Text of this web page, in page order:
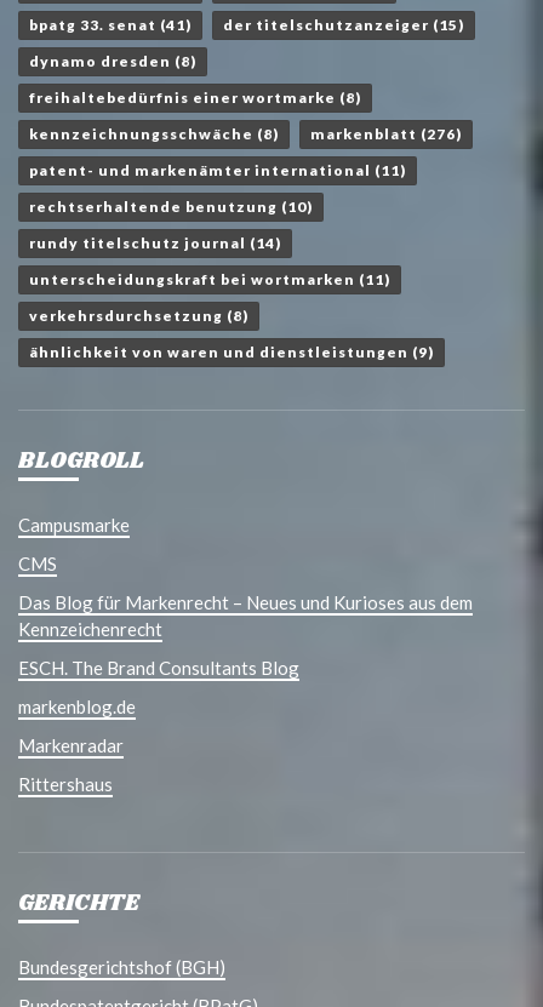
bpatg 33. senat (41) der titelschutzanzeiger (15)
dynamo dresden (8)
freihaltebedürfnis einer wortmarke (8)
kennzeichnungsschwäche (8) markenblatt (276)
patent- und markenämter international (11)
rechtserhaltende benutzung (10)
rundy titelschutz journal (14)
unterscheidungskraft bei wortmarken (11)
verkehrsdurchsetzung (8)
ähnlichkeit von waren und dienstleistungen (9)
BLOGROLL
Campusmarke
CMS
Das Blog für Markenrecht – Neues und Kurioses aus dem
Kennzeichenrecht
ESCH. The Brand Consultants Blog
markenblog.de
Markenradar
Rittershaus
GERICHTE
Bundesgerichtshof (BGH)